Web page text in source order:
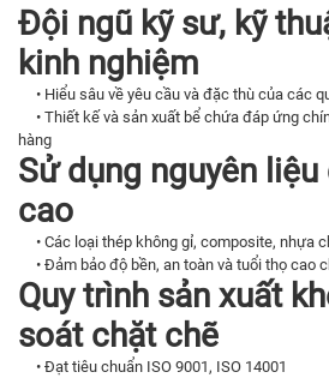
Đội ngũ kỹ sư, kỹ
kinh nghiệm
• Hiểu sâu về yêu cầu và đặc thù của các
• Thiết kế và sản xuất bể chứa đáp ứng
hàng
Sử dụng nguyên
cao
• Các loại thép không gỉ, composite, nhựa
• Đảm bảo độ bền, an toàn và tuổi thọ cao
Quy trình sản xuất
soát chặt chẽ
• Đạt tiêu chuẩn ISO 9001, ISO 14001